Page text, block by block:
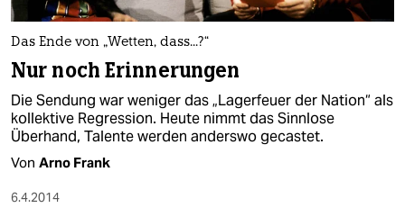
Das Ende von „Wetten, dass...?“
Nur noch Erinnerungen
Die Sendung war weniger das „Lagerfeuer der Nation“ als
kollektive Regression. Heute nimmt das Sinnlose
Überhand, Talente werden anderswo gecastet.
Von Arno Frank
6.4.2014